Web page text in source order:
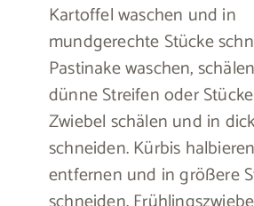
Kartoffel waschen und in
mundgerechte Stücke
Pastinake waschen,
dünne Streifen oder
Zwiebel schälen und in
schneiden. Kürbis
entfernen und in größere